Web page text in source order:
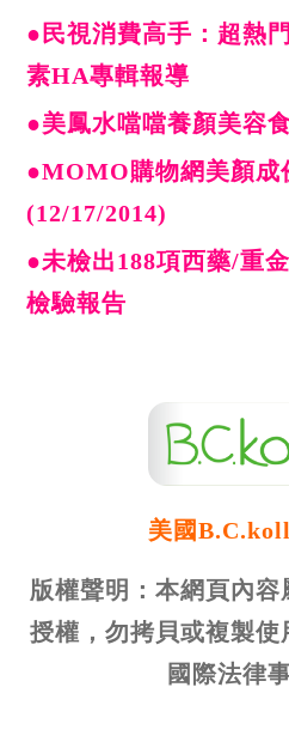
●民視消費高手：超熱
素HA專輯報導
●美鳳水噹噹養顏美容
●MOMO購物網美顏成
(12/17/2014)
●未檢出188項西藥/重
檢驗報告
美國
版權聲明：本網頁內
授權，勿拷貝或複製
國際法律